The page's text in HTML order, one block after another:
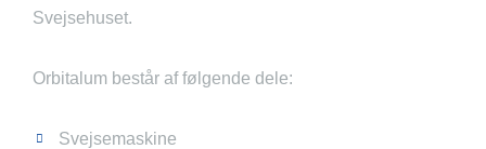
Svejsehuset.
Orbitalum består af følgende dele:
Svejsemaskine